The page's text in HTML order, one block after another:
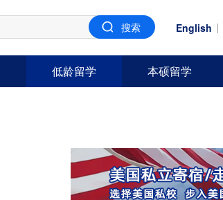
English
低龄留学 本硕留学